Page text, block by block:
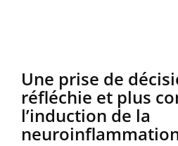
Une prise de
réfléchie et plus
l’induction de la